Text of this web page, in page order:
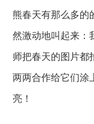
熊春天有那么多的
然激动地叫起来：
师把春天的图片都
两两合作给它们涂
亮！